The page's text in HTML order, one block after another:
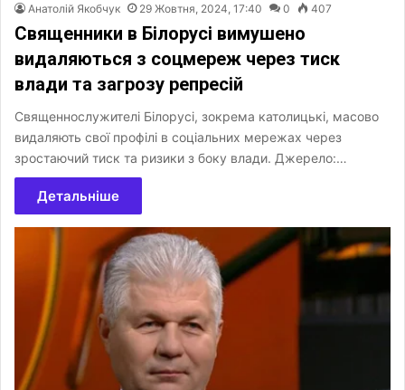
Анатолій Якобчук 29 Жовтня, 2024, 17:40 0 407
Священники в Білорусі вимушено
видаляються з соцмереж через тиск
влади та загрозу репресій
Священнослужителі Білорусі, зокрема католицькі, масово
видаляють свої профілі в соціальних мережах через
зростаючий тиск та ризики з боку влади. Джерело:…
Детальніше